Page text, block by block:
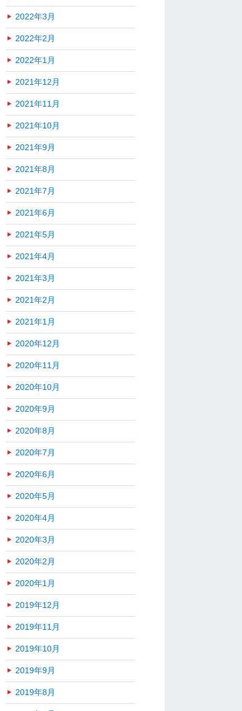
2022年3月
2022年2月
2022年1月
2021年12月
2021年11月
2021年10月
2021年9月
2021年8月
2021年7月
2021年6月
2021年5月
2021年4月
2021年3月
2021年2月
2021年1月
2020年12月
2020年11月
2020年10月
2020年9月
2020年8月
2020年7月
2020年6月
2020年5月
2020年4月
2020年3月
2020年2月
2020年1月
2019年12月
2019年11月
2019年10月
2019年9月
2019年8月